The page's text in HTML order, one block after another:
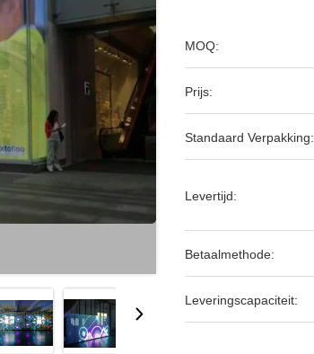
MOQ:
Prijs:
Standaard Verpakking:
Levertijd:
Betaalmethode:
Leveringscapaciteit: